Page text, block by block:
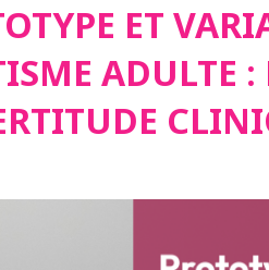
ET
ADULTE :